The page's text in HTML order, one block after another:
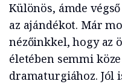
Különös, ámde
az ajándékot. Már
nézőinkkel, hogy az
életében semmi
dramaturgiához. Jól